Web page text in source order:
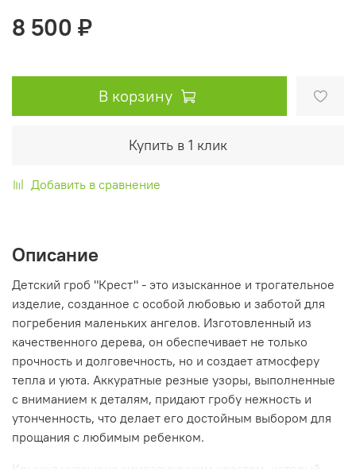
8 500 ₽
В корзину
Купить в 1 клик
Добавить в сравнение
Описание
Детский гроб "Крест" - это изысканное и трогательное
изделие, созданное с особой любовью и заботой для
погребения маленьких ангелов. Изготовленный из
качественного дерева, он обеспечивает не только
прочность и долговечность, но и создает атмосферу
тепла и уюта. Аккуратные резные узоры, выполненные
с вниманием к деталям, придают гробу нежность и
утонченность, что делает его достойным выбором для
прощания с любимым ребенком.
Крышка украшена символическим крестом, который